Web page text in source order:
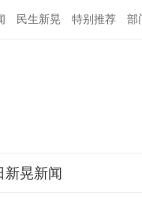
民生新晃 特别推荐 部
新晃新闻